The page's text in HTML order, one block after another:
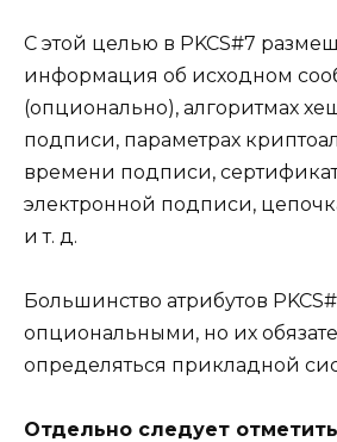
С этой целью в PKCS#7
информация об исходном
(опционально), алгоритмах
подписи, параметрах
времени подписи,
электронной подписи,
и т. д.
Большинство атрибутов
опциональными, но их
определяться прикладной
Отдельно следует